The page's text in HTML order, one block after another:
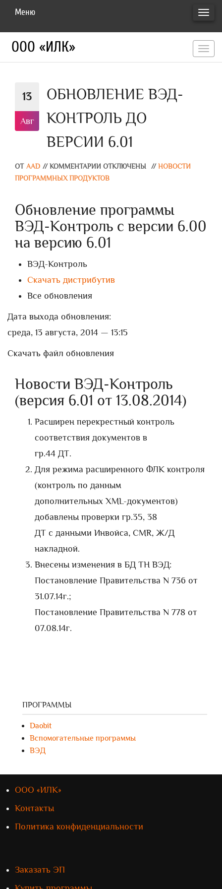
Меню
ООО «ИЛК»
13
Авг
ОБНОВЛЕНИЕ ВЭД-
КОНТРОЛЬ ДО
ВЕРСИИ 6.01
ОТ AAD // КОММЕНТАРИИ ОТКЛЮЧЕНЫ // НОВОСТИ
ПРОГРАММНЫХ ПРОДУКТОВ
Обновление программы
ВЭД-Контроль с версии 6.00
на версию 6.01
ВЭД-Контроль
Скачать дистрибутив
Все обновления
Дата выхода обновления:
среда, 13 августа, 2014 — 13:15
Скачать файл обновления
Новости ВЭД-Контроль
(версия 6.01 от 13.08.2014)
Расширен перекрестный контроль
соответствия документов в
гр.44 ДТ.
Для режима расширенного ФЛК контроля
(контроль по данным
дополнительных XML-документов)
добавлены проверки гр.35, 38
ДТ с данными Инвойса, CMR, Ж/Д
накладной.
Внесены изменения в БД ТН ВЭД:
Постановление Правительства N 736 от
31.07.14г.;
Постановление Правительства N 778 от
07.08.14г.
ПРОГРАММЫ
Daobit
Вспомогательные программы
ВЭД
ООО «ИЛК»
Контакты
Политика конфиденциальности
Заказать ЭП